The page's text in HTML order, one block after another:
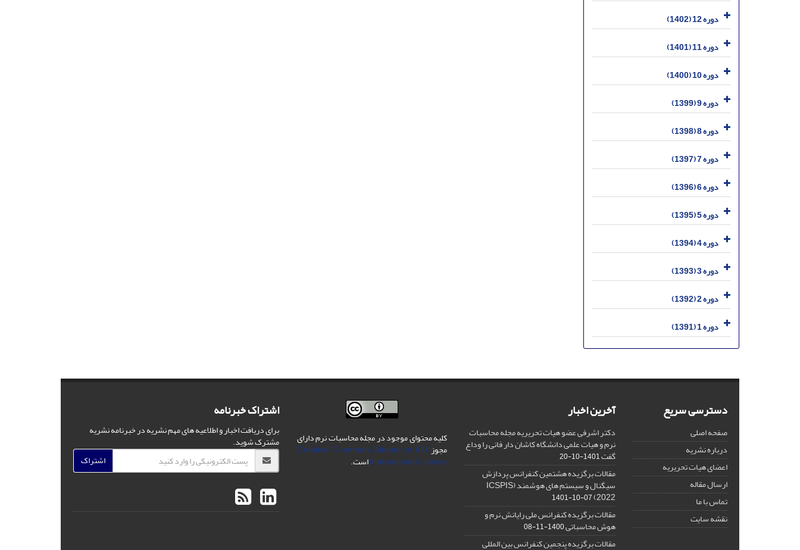
دوره 12 (1402)
دوره 11 (1401)
دوره 10 (1400)
دوره 9 (1399)
دوره 8 (1398)
دوره 7 (1397)
دوره 6 (1396)
دوره 5 (1395)
دوره 4 (1394)
دوره 3 (1393)
دوره 2 (1392)
دوره 1 (1391)
دسترسی سریع
صفحه اصلی
درباره نشریه
اعضای هیات تحریریه
ارسال مقاله
تماس با ما
نقشه سایت
آخرین اخبار
دکتر اشرفی عضو هیات تحریریه مجله محاسبات
نرم و هیات علمی دانشگاه کاشان دار فانی را وداع
گفت1401-10-20
مقالات برگزیده هشتمین کنفرانس پردازش
سیگنال و سیستم های هوشمند (ICSPIS
2022)
1401-10-07
مقالات برگزیده کنفرانس ملی رایانش نرم و
هوش محاسباتی1400-11-08
مقالات برگزیده پنجمین کنفرانس بین المللی
کلیه محتوای موجود در مجله محاسبات نرم دارای
مجوز Creative Commons Attribution 4.0
International Licenseاست.
اشتراک خبرنامه
برای دریافت اخبار و اطلاعیه های مهم نشریه در خبرنامه نشریه
مشترک شوید.
اشتراک